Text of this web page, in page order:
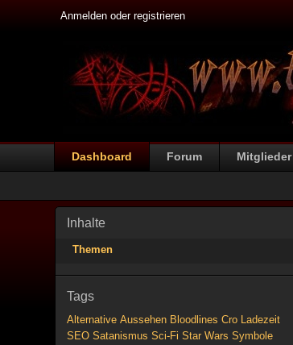
Anmelden oder registrieren
Dashboard Forum Mitglieder
Inhalte
Themen
Tags
Alternative Aussehen Bloodlines Cro Ladezeit
SEO Satanismus Sci-Fi Star Wars Symbole